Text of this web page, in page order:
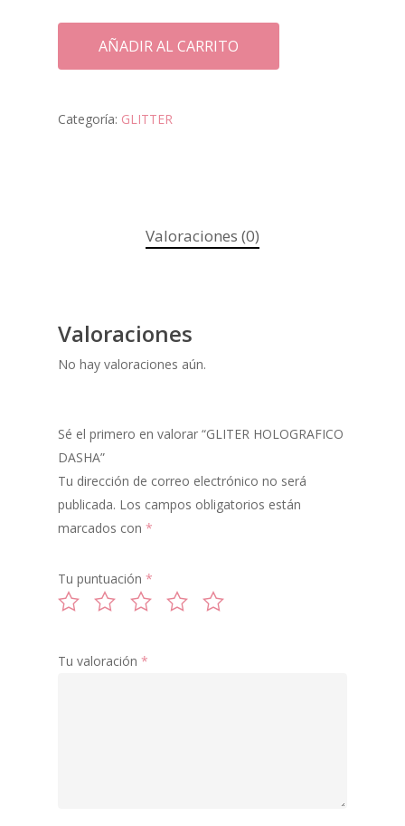
AÑADIR AL CARRITO
Categoría: GLITTER
Valoraciones (0)
Valoraciones
No hay valoraciones aún.
Sé el primero en valorar “GLITER HOLOGRAFICO
DASHA”
Tu dirección de correo electrónico no será
publicada. Los campos obligatorios están
marcados con *
Tu puntuación *
Tu valoración *
LABIALES